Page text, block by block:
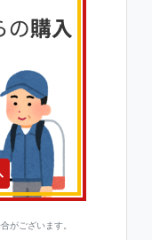
がございます。